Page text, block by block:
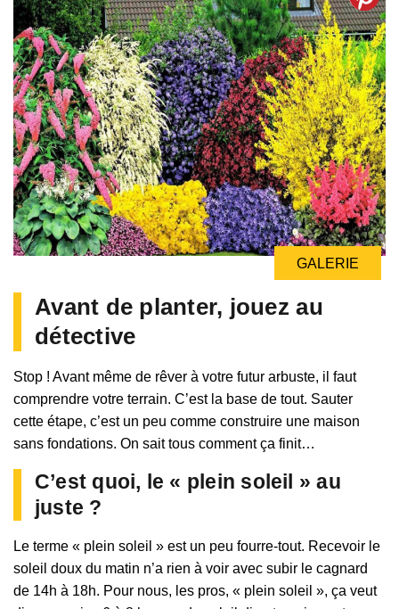
GALERIE
Avant de planter, jouez au
détective
Stop ! Avant même de rêver à votre futur arbuste, il faut
comprendre votre terrain. C’est la base de tout. Sauter
cette étape, c’est un peu comme construire une maison
sans fondations. On sait tous comment ça finit…
C’est quoi, le « plein soleil » au
juste ?
Le terme « plein soleil » est un peu fourre-tout. Recevoir le
soleil doux du matin n’a rien à voir avec subir le cagnard
de 14h à 18h. Pour nous, les pros, « plein soleil », ça veut